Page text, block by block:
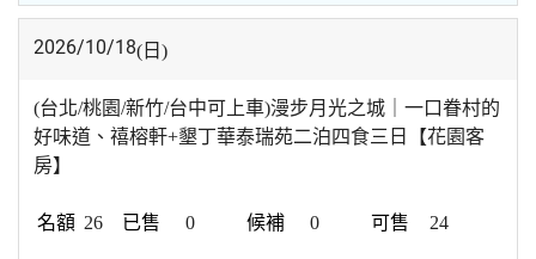
2026/10/18(日)
(台北/桃園/新竹/台中可上車)漫步月光之城｜一口眷村的
好味道、禧榕軒+墾丁華泰瑞苑二泊四食三日【花園客
房】
26 0 0 24